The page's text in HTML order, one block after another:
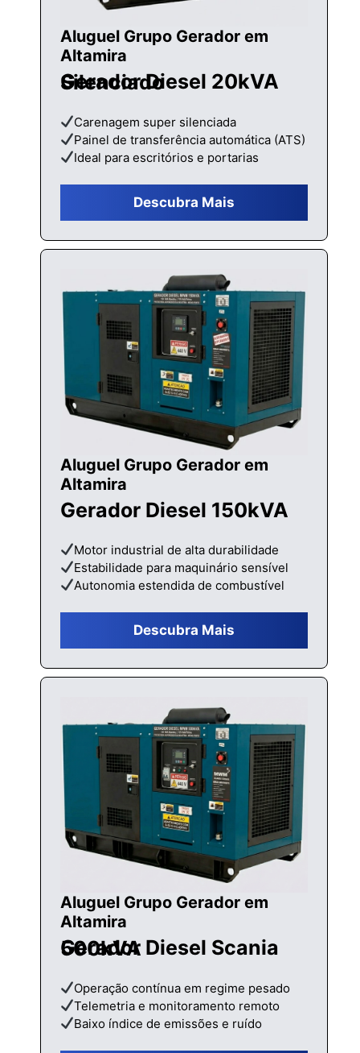
Aluguel Grupo Gerador em
Altamira
Gerador Diesel 20kVA Silenciado
Carenagem super silenciada
Painel de transferência automática (ATS)
Ideal para escritórios e portarias
Descubra Mais
Aluguel Grupo Gerador em
Altamira
Gerador Diesel 150kVA
Motor industrial de alta durabilidade
Estabilidade para maquinário sensível
Autonomia estendida de combustível
Descubra Mais
Aluguel Grupo Gerador em
Altamira
Gerador Diesel Scania 500kVA
Operação contínua em regime pesado
Telemetria e monitoramento remoto
Baixo índice de emissões e ruído